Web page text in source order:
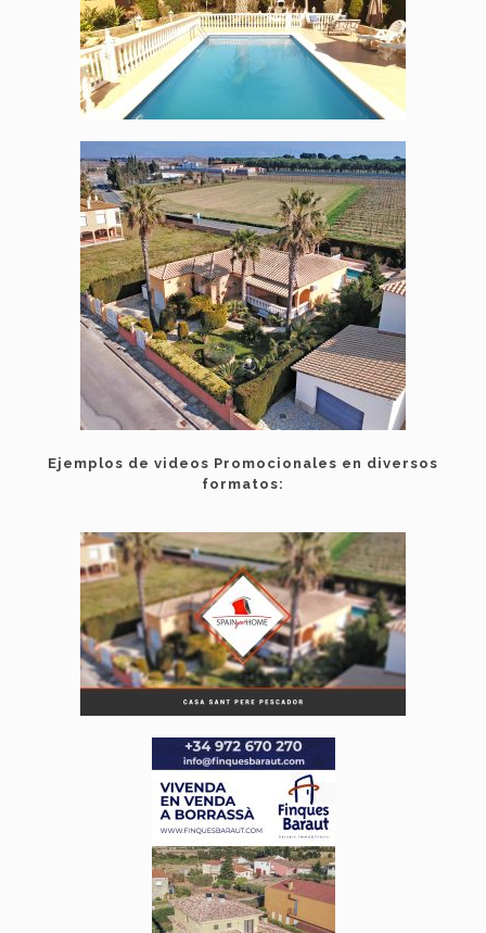
Ejemplos de videos Promocionales en diversos
formatos: